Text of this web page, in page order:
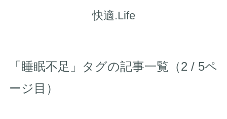
快適.Life
「睡眠不足」タグの記事一覧（2 / 5ペ
ージ目）